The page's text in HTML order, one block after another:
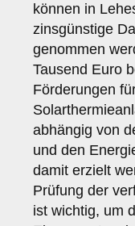
können in
zinsgünstige
genommen
Tausend Euro
Förderungen
abhängig von
und den
damit erzielt
Prüfung der
ist wichtig, um